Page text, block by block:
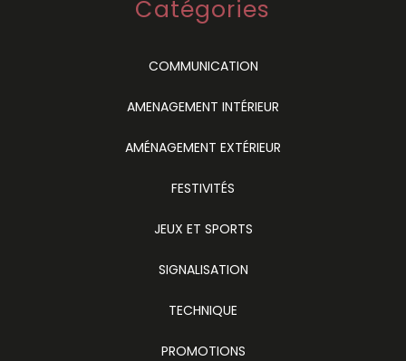
Catégories
COMMUNICATION
AMENAGEMENT INTÉRIEUR
AMÉNAGEMENT EXTÉRIEUR
FESTIVITÉS
JEUX ET SPORTS
SIGNALISATION
TECHNIQUE
PROMOTIONS